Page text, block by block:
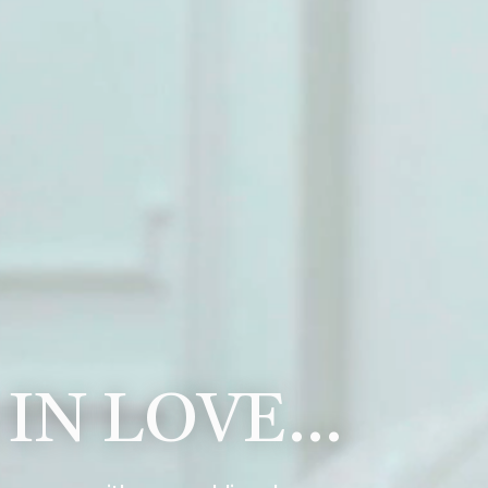
IN LOVE…